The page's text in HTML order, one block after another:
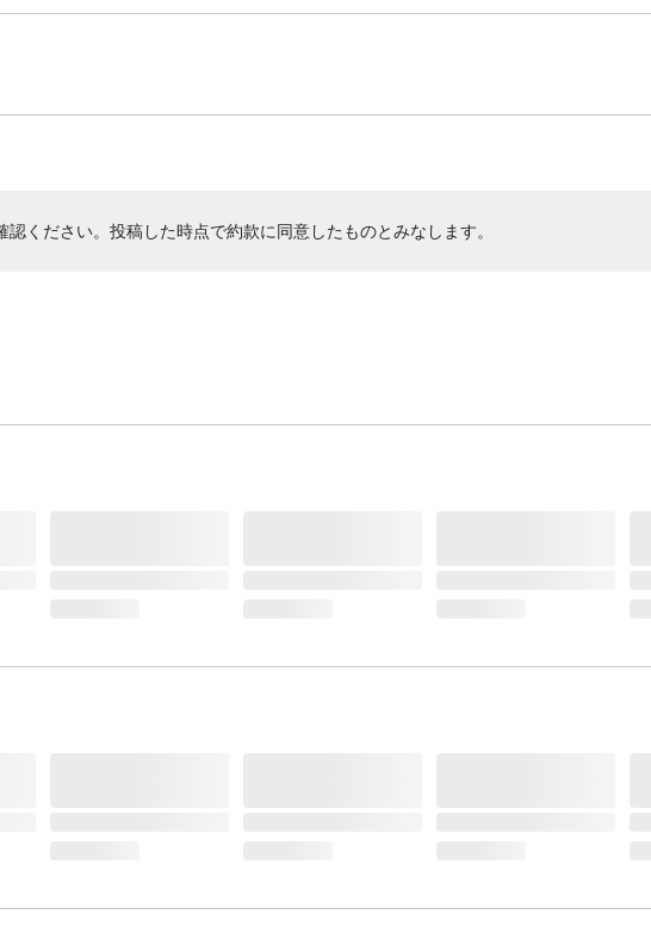
認ください。投稿した時点で約款に同意したものとみなします。